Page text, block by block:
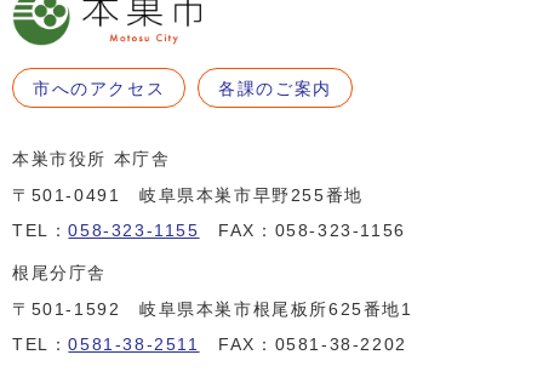
市へのアクセス 各課のご案内
本巣市役所 本庁舎
〒501-0491 岐阜県本巣市早野255番地
TEL：058-323-1155 FAX：058-323-1156
根尾分庁舎
〒501-1592 岐阜県本巣市根尾板所625番地1
TEL：0581-38-2511 FAX：0581-38-2202